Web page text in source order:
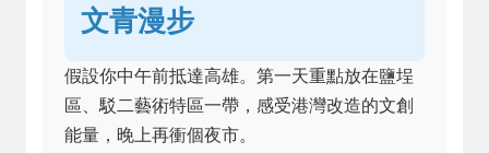
文青漫步
假設你中午前抵達高雄。第一天重點放在鹽埕
區、駁二藝術特區一帶，感受港灣改造的文創
能量，晚上再衝個夜市。